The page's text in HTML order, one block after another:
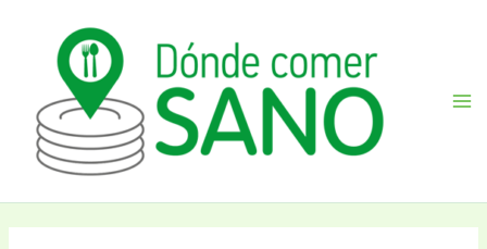
contenido
entradas